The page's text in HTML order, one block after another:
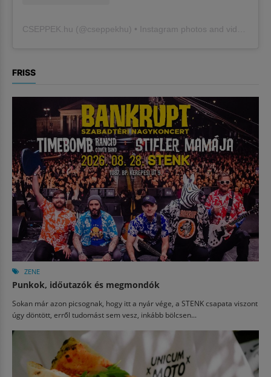
CSEPPEK.hu (@cseppekhu ) • Instagram photos and videos
FRISS
ZENE
Punkok, időutazók és megmondók
Sokan már azon picsognak, hogy itt a nyár vége, a STENK csapata viszont
úgy döntött, erről tudomást sem vesz, inkább bölcsen...